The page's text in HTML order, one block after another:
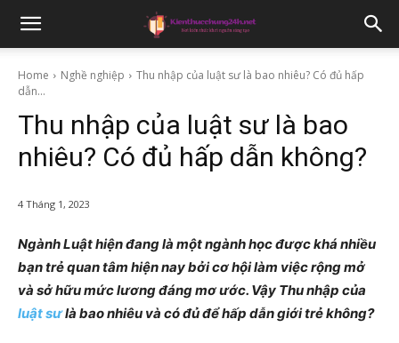
Home Nghề nghiệp
Thu nhập của luật sư là bao nhiêu? Có đủ hấp
dẫn...
Thu nhập của luật sư là bao
nhiêu? Có đủ hấp dẫn không?
4 Tháng 1, 2023
Ngành Luật hiện đang là một ngành học được khá nhiều
bạn trẻ quan tâm hiện nay bởi cơ hội làm việc rộng mở
và sở hữu mức lương đáng mơ ước. Vậy Thu nhập của
luật sưlà bao nhiêu và có đủ để hấp dẫn giới trẻ không?